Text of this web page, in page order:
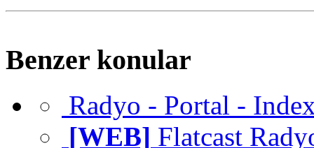
Benzer konular
Radyo - Portal -
[WEB] Flatcast